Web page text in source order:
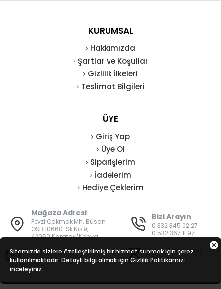
KURUMSAL
Hakkımızda
Şartlar ve Koşullar
Gizlilik İlkeleri
Teslimat Bilgileri
ÜYE
Giriş Yap
Üye Ol
Siparişlerim
İadelerim
Hediye Çeklerim
Mağaza Adresi
Fevzi Çakmak Mh. Büsan
OSB 10660. Sk No:9,
42050 Karatay/Konya
Bizi Arayın
0 332 345 02 27
0 532 367 11 97
E-Posta
bilgi@vatanisguvenligi.com
Mesai Saatleri
08:00 - 19:00
Sitemizde sizlere özelleştirilmiş bir hizmet sunmak için çerez
kullanılmaktadır. Detaylı bilgi almak için Gizlilik Politikamızı
inceleyiniz.